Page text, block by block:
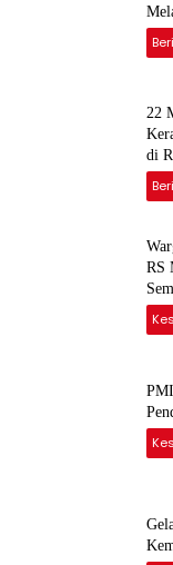
22
di
RS